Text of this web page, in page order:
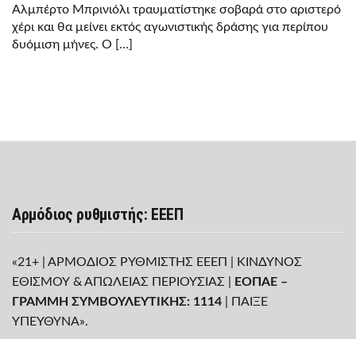
Αλμπέρτο Μπρινιόλι τραυματίστηκε σοβαρά στο αριστερό
χέρι και θα μείνει εκτός αγωνιστικής δράσης για περίπου
δυόμιση μήνες. Ο […]
Αρμόδιος ρυθμιστής: ΕΕΕΠ
«21+ | ΑΡΜΟΔΙΟΣ ΡΥΘΜΙΣΤΗΣ ΕΕΕΠ | ΚΙΝΔΥΝΟΣ
ΕΘΙΣΜΟΥ & ΑΠΩΛΕΙΑΣ ΠΕΡΙΟΥΣΙΑΣ |
ΕΟΠΑΕ –
ΓΡΑΜΜΗ ΣΥΜΒΟΥΛΕΥΤΙΚΗΣ: 1114 | ΠΑΙΞΕ
ΥΠΕΥΘΥΝΑ».